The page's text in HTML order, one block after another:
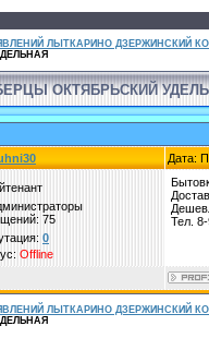
ЛЫТКАРИНО ДЗЕРЖИНСКИЙ
ОКТЯБРЬСКИЙ
Дата:
75
0
Offline
Тел.
ЛЫТКАРИНО ДЗЕРЖИНСКИЙ